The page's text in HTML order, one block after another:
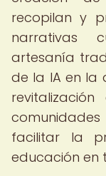
recopilan y
narrativas
artesanía
de la IA en la
facilitar la
educación en